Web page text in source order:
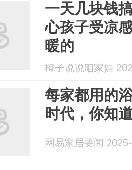
一天几块钱
心孩子受凉
暖的
橙子说说咱家娃
每家都用的
时代，你知
网易家居要闻